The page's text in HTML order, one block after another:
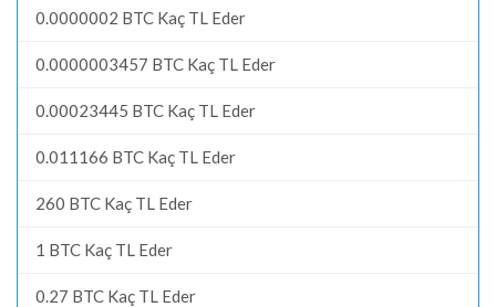
0.0000002 BTC Kaç TL Eder
0.0000003457 BTC Kaç TL Eder
0.00023445 BTC Kaç TL Eder
0.011166 BTC Kaç TL Eder
260 BTC Kaç TL Eder
1 BTC Kaç TL Eder
0.27 BTC Kaç TL Eder